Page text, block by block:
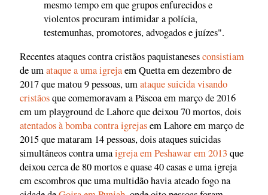
mesmo tempo em que grupos enfurecidos e
violentos procuram intimidar a polícia,
testemunhas, promotores, advogados e juízes".
Recentes ataques contra cristãos paquistanesesconsistiam
de umataque a uma igrejaem Quetta em dezembro de
2017 que matou 9 pessoas, umataque suicida visando
cristãosque comemoravam a Páscoa em março de 2016
em um playground de Lahore que deixou 70 mortos, dois
atentados à bomba contra igrejasem Lahore em março de
2015 que mataram 14 pessoas, dois ataques suicidas
simultâneos contra umaigreja em Peshawar em 2013 que
deixou cerca de 80 mortos e quase 40 casas e uma igreja
em escombros que uma multidão havia ateado fogo na